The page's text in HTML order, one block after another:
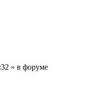
» в форуме